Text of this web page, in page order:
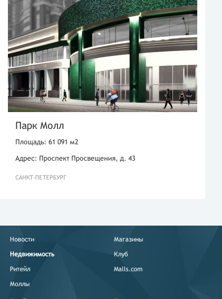
Парк Молл
Площадь: 61 091 м2
Адрес: Проспект Просвещения, д. 43
САНКТ-ПЕТЕРБУРГ
Новости
Недвижимость
Ритейл
Моллы
Магазины
Клуб
Malls.com